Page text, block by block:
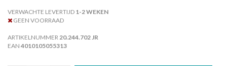
VERWACHTE LEVERTIJD 1-2 WEKEN
GEEN VOORRAAD
ARTIKELNUMMER20.244.702 JR
EAN 4010105055313